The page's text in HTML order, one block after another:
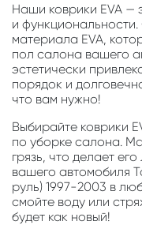
Наши коврики EVA —
и
материала EVA,
пол салона вашего
эстетически
порядок и
что вам нужно!
Выбирайте коврики
по уборке салона.
грязь, что делает
вашего автомобиля
руль) 1997-2003 в
смойте воду или
будет как новый!